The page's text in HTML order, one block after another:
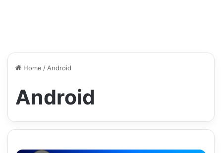
Home /Android
Android